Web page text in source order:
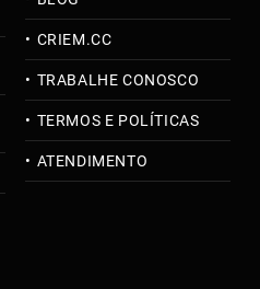
CRIEM.CC
TRABALHE CONOSCO
TERMOS E POLÍTICAS
ATENDIMENTO